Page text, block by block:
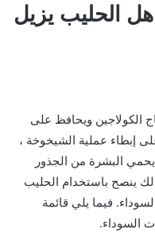
الحليب يزيل
الكولاجين ويحافظ على
إبطاء عملية الشيخوخة ،
البشرة من الجذور
ينصح باستخدام الحليب
فيما يلي قائمة
السوداء.